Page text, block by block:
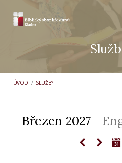
ÚVOD / SLUŽBY
Služby
Březen 2027